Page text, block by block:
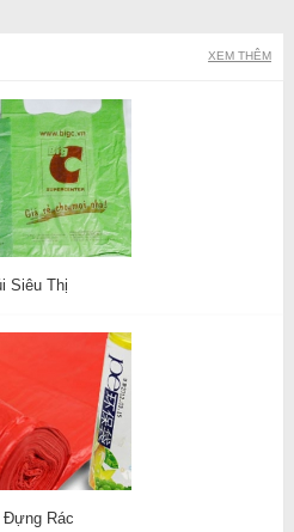
XEM THÊM
Siêu Thị
Đựng Rác